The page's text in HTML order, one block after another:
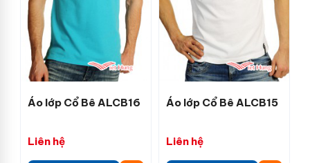
Áo lớp Cổ Bê ALCB16
Liên hệ
Áo lớp Cổ Bê ALCB15
Liên hệ